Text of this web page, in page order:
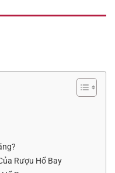
Rượu Hổ Bay